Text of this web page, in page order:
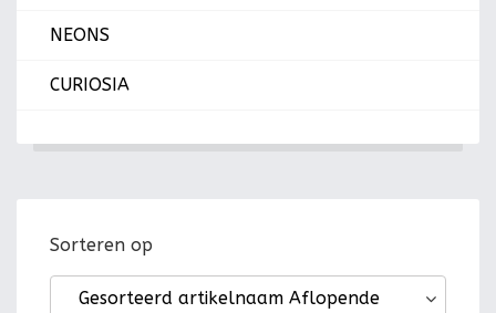
NEONS
CURIOSIA
Sorteren op
Gesorteerd artikelnaam Aflopende